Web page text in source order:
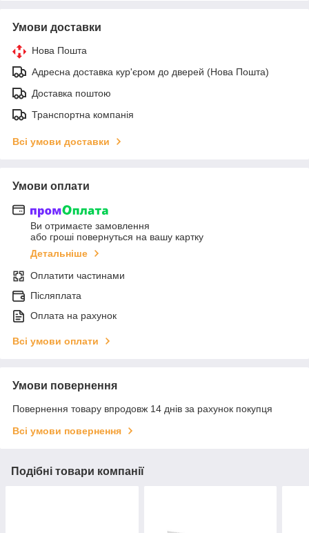
Умови доставки
Нова Пошта
Адресна доставка кур'єром до дверей (Нова Пошта)
Доставка поштою
Транспортна компанія
Всі умови доставки
Умови оплати
Ви отримаєте замовлення
або гроші повернуться на вашу картку
Детальніше
Оплатити частинами
Післяплата
Оплата на рахунок
Всі умови оплати
Умови повернення
Повернення товару впродовж 14 днів за рахунок покупця
Всі умови повернення
Подібні товари компанії